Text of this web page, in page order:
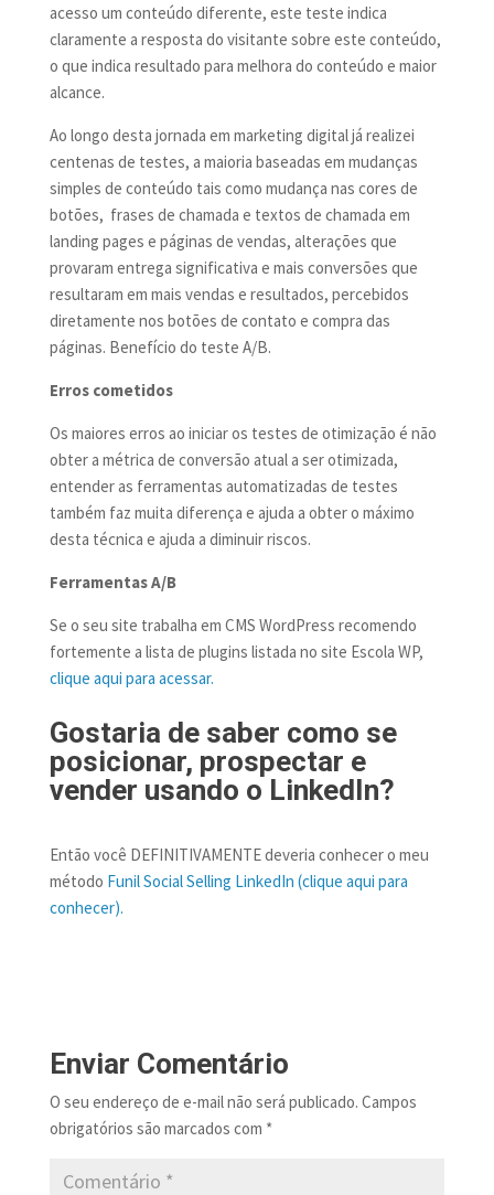
acesso um conteúdo diferente, este teste indica
claramente a resposta do visitante sobre este conteúdo,
o que indica resultado para melhora do conteúdo e maior
alcance.
Ao longo desta jornada em marketing digital já realizei
centenas de testes, a maioria baseadas em mudanças
simples de conteúdo tais como mudança nas cores de
botões, frases de chamada e textos de chamada em
landing pages e páginas de vendas, alterações que
provaram entrega significativa e mais conversões que
resultaram em mais vendas e resultados, percebidos
diretamente nos botões de contato e compra das
páginas. Benefício do teste A/B.
Erros cometidos
Os maiores erros ao iniciar os testes de otimização é não
obter a métrica de conversão atual a ser otimizada,
entender as ferramentas automatizadas de testes
também faz muita diferença e ajuda a obter o máximo
desta técnica e ajuda a diminuir riscos.
Ferramentas A/B
Se o seu site trabalha em CMS WordPress recomendo
fortemente a lista de plugins listada no site Escola WP,
clique aqui para acessar.
Gostaria de saber como se
posicionar, prospectar e
vender usando o LinkedIn?
Então você DEFINITIVAMENTE deveria conhecer o meu
método Funil Social Selling LinkedIn (clique aqui para
conhecer).
Enviar Comentário
O seu endereço de e-mail não será publicado. Campos
obrigatórios são marcados com *